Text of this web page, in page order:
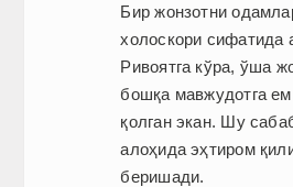
Бир жонзотни
холоскори сифатида
Ривоятга кўра, ўша
бошқа мавжудотга
қолган экан. Шу
алоҳида эҳтиром
беришади.